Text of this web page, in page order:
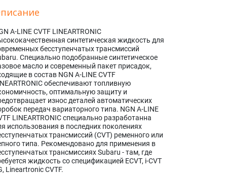
A-LINE CVTF LINEARTRONIC
синтетическая жидкость для
бесступенчатых трансмиссий
Специально подобранные синтетическое
масло и современный пакет присадок,
в состав NGN A-LINE CVTF
обеспечивают топливную
оптимальную защиту и
износ деталей автоматических
передач вариаторного типа. NGN A-LINE
LINEARTRONIC специально разработанна
использования в последних поколениях
трансмиссий (CVT) ременного или
типа. Рекомендовано для применения в
трансмиссиях Subaru - там, где
жидкость со спецификацией ECVT, i-CVT
Lineartronic CVTF.